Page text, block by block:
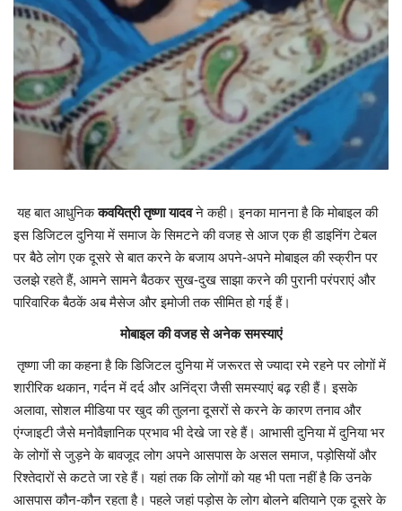
यह बात आधुनिककवयित्री तृष्णा यादवने कही। इनका मानना है कि मोबाइल की
इस डिजिटल दुनिया में समाज के सिमटने की वजह से आज एक ही डाइनिंग टेबल
पर बैठे लोग एक दूसरे से बात करने के बजाय अपने-अपने मोबाइल की स्क्रीन पर
उलझे रहते हैं, आमने सामने बैठकर सुख-दुख साझा करने की पुरानी परंपराएं और
पारिवारिक बैठकें अब मैसेज और इमोजी तक सीमित हो गई हैं।
मोबाइल की वजह से अनेक समस्याएं
तृष्णा जी का कहना है कि डिजिटल दुनिया में जरूरत से ज्यादा रमे रहने पर लोगों में
शारीरिक थकान, गर्दन में दर्द और अनिंद्रा जैसी समस्याएं बढ़ रही हैं। इसके
अलावा, सोशल मीडिया पर खुद की तुलना दूसरों से करने के कारण तनाव और
एंग्जाइटी जैसे मनोवैज्ञानिक प्रभाव भी देखे जा रहे हैं। आभासी दुनिया में दुनिया भर
के लोगों से जुड़ने के बावजूद लोग अपने आसपास के असल समाज, पड़ोसियों और
रिश्तेदारों से कटते जा रहे हैं। यहां तक कि लोगों को यह भी पता नहीं है कि उनके
आसपास कौन-कौन रहता है। पहले जहां पड़ोस के लोग बोलने बतियाने एक दूसरे के